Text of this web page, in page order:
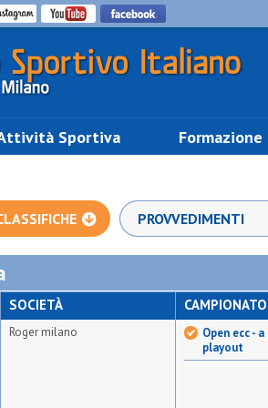
Sportiva Formazione
PROVVEDIMENTI
SOCIETÀ
Roger milano
CAMPIONATO
Open ecc -
playout